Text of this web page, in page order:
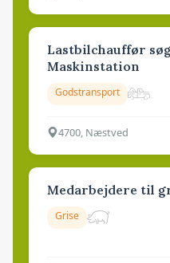
Lastbilchauffør
Maskinstation
Godstransport
4700, Næstved
Medarbejdere til
Grise